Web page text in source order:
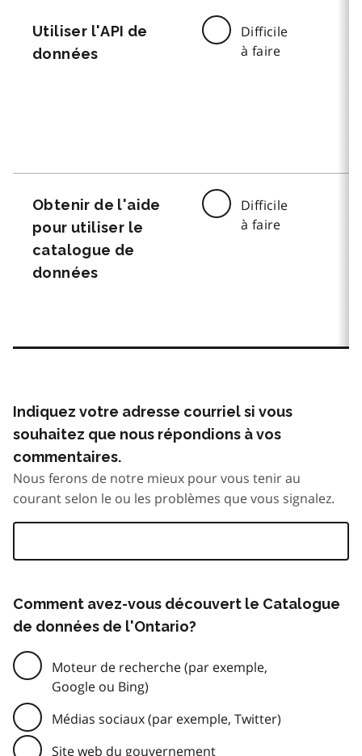
Utiliser l'API de
données
Difficile
à faire
Obtenir de l'aide
pour utiliser le
catalogue de
données
Difficile
à faire
Indiquez votre adresse courriel si vous
souhaitez que nous répondions à vos
commentaires.
Nous ferons de notre mieux pour vous tenir au
courant selon le ou les problèmes que vous signalez.
Comment avez-vous découvert le Catalogue
de données de l'Ontario?
Moteur de recherche (par exemple,
Google ou Bing)
Médias sociaux (par exemple, Twitter)
Site web du gouvernement